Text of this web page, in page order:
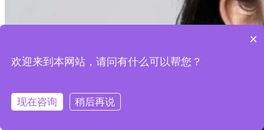
×
欢迎来到本网站，请问有什么可以帮您？
现在咨询 稍后再说